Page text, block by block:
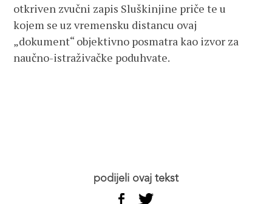
otkriven zvučni zapis Sluškinjine priče te u
kojem se uz vremensku distancu ovaj
„dokument“ objektivno posmatra kao izvor za
naučno-istraživačke poduhvate.
podijeli ovaj tekst